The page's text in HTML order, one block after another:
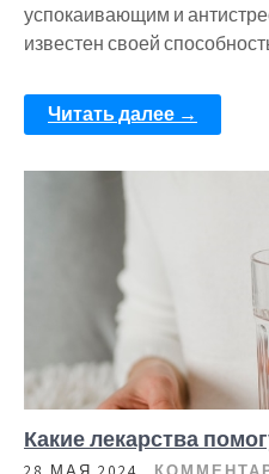
успокаивающим и
известен своей
Читать далее →
Какие лекарства